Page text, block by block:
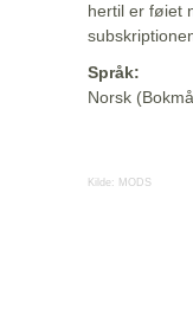
hertil er føiet
Språk:
Norsk
Kilde: MODS